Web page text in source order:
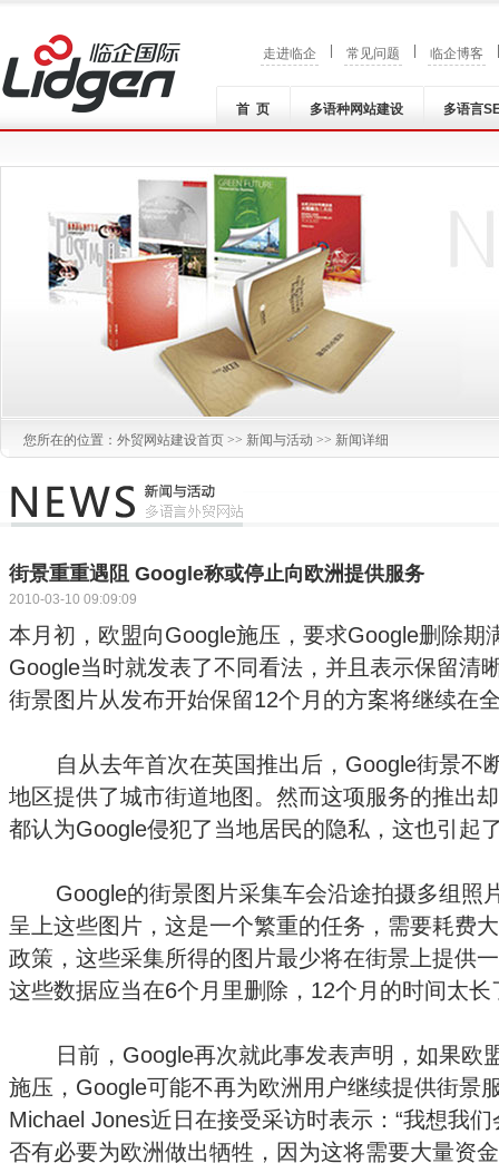
走进临企 常见问题 临企博客
首 页 多语种网站建设 多语言
您所在的位置： 外贸网站建设首页 >> 新闻与活动 >> 新闻详细
街景重重遇阻 Google称或停止向欧洲提供服务
2010-03-10 09:09:09
本月初，欧盟向Google施压，要求Google删除期
Google当时就发表了不同看法，并且表示保留清
街景图片从发布开始保留12个月的方案将继续在
自从去年首次在英国推出后，Google街景不
地区提供了城市街道地图。然而这项服务的推出
都认为Google侵犯了当地居民的隐私，这也引起
Google的街景图片采集车会沿途拍摄多组照
呈上这些图片，这是一个繁重的任务，需要耗费
政策，这些采集所得的图片最少将在街景上提供
这些数据应当在6个月里删除，12个月的时间太长
日前，Google再次就此事发表声明，如果欧
施压，Google可能不再为欧洲用户继续提供街景
Michael Jones近日在接受采访时表示：“我想我
否有必要为欧洲做出牺牲，因为这将需要大量资